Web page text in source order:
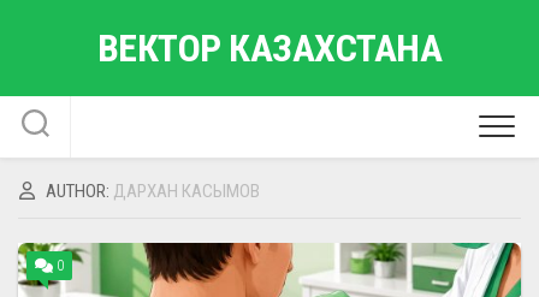
ВЕКТОР КАЗАХСТАНА
AUTHOR: ДАРХАН КАСЫМОВ
0